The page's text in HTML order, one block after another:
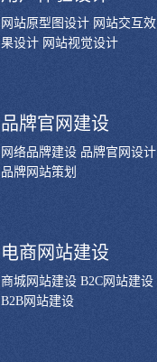
网站原型图设计 网站交互效
果设计 网站视觉设计
品牌官网建设
网络品牌建设 品牌官网设计
品牌网站策划
电商网站建设
商城网站建设 B2C网站建设
B2B网站建设